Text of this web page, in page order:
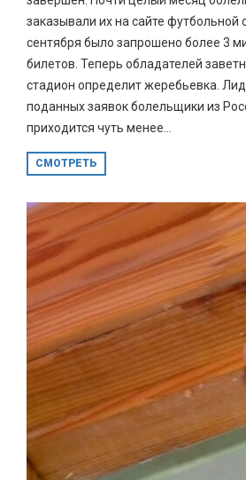
заказывали их на сайте футбольной
сентября было запрошено более 3
билетов. Теперь обладателей
стадион определит жеребьевка.
поданных заявок болельщики из
приходится чуть менее...
СМОТРЕТЬ